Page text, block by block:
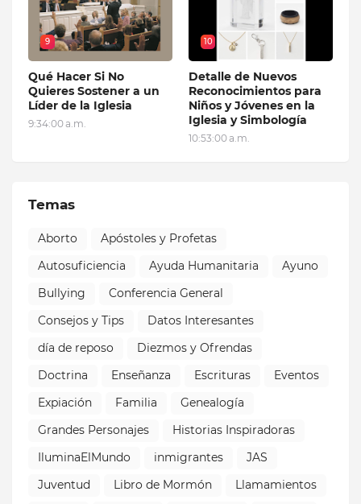
9
Qué Hacer Si No
Quieres Sostener a un
Líder de la Iglesia
9:34:00 a.m.
10
Detalle de Nuevos
Reconocimientos para
Niños y Jóvenes en la
Iglesia y Simbología
10:53:00 a.m.
Temas
Aborto
Apóstoles y Profetas
Autosuficiencia
Ayuda Humanitaria
Ayuno
Bullying
Conferencia General
Consejos y Tips
Datos Interesantes
día de reposo
Diezmos y Ofrendas
Doctrina
Enseñanza Escrituras
Eventos
Expiación
Familia
Genealogía
Grandes Personajes
Historias Inspiradoras
IluminaElMundo
inmigrantes
JAS
Juventud
Libro de Mormón
Llamamientos